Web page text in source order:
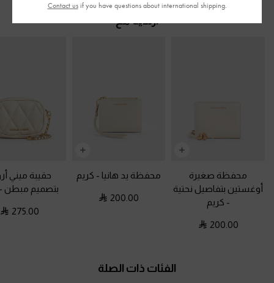
ارتديه مع
محفظة صغيرة
أوغستين بتفاصيل نحتية
- كريم
200.00
محفظة يد هانيا - كريم
200.00
حقيبة ميني
بتصميم مبطن
275.00
الفئات ذات الصلة
Contact usif you have questions about international shipping.